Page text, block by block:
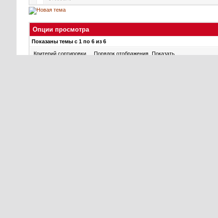
Опции просмотра
Показаны темы с 1 по 6 из 6
Критерий сортировки Порядок отображения Показать